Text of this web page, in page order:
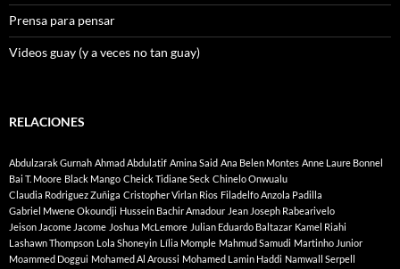
Prensa para pensar
Videos guay (y a veces no tan guay)
RELACIONES
Abdulzarak Gurnah Ahmad Abdulatif Amina Said Ana Belen Montes Anne Laure Bonnel
Bai T. Moore Black Mango Cheick Tidiane Seck Chinelo Onwualu
Claudia Rodriguez Zuñiga Cristopher Virlan Rios Filadelfo Anzola Padilla
Gabriel Mwene Okoundji Hussein Bachir Amadour Jean Joseph Rabearivelo
Jeison Jacome Jacome Joshua McLemore Julian Eduardo Baltazar Kamel Riahi
Lashawn Thompson Lola Shoneyin Lília Momple Mahmud Samudi Martinho Junior
Moammed Doggui Mohamed Al Aroussi Mohamed Lamin Haddi Namwall Serpell